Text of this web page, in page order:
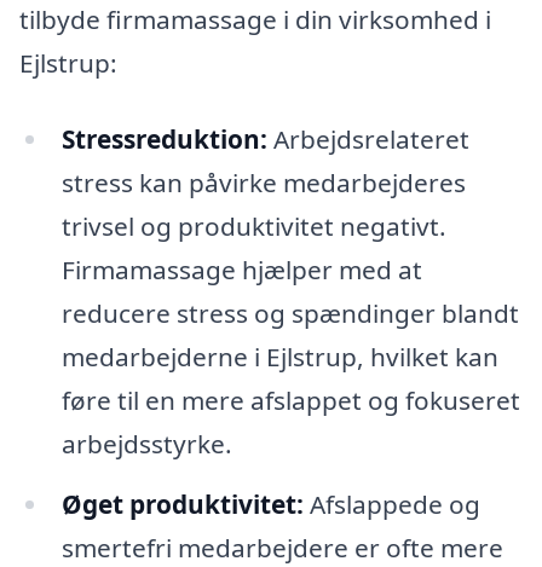
tilbyde firmamassage i din virksomhed i
Ejlstrup:
Stressreduktion: Arbejdsrelateret
stress kan påvirke medarbejderes
trivsel og produktivitet negativt.
Firmamassage hjælper med at
reducere stress og spændinger blandt
medarbejderne i Ejlstrup, hvilket kan
føre til en mere afslappet og fokuseret
arbejdsstyrke.
Øget produktivitet: Afslappede og
smertefri medarbejdere er ofte mere